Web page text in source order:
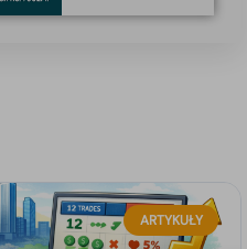
ARTYKUŁY